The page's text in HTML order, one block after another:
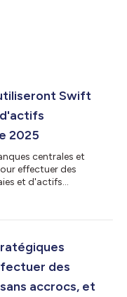
Swift
2025
centrales et
effectuer des
et d'actifs
valeurs entre plus de
qu'elle pouvait
des
accrocs, et